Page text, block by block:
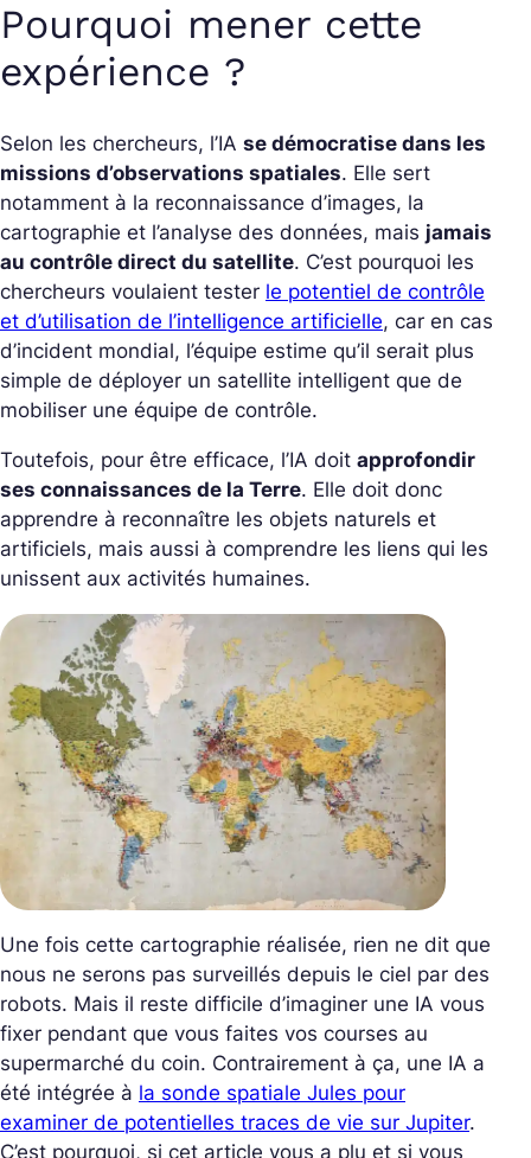
Pourquoi mener cette
expérience ?
Selon les chercheurs, l’IA se démocratise dans les
missions d’observations spatiales. Elle sert
notamment à la reconnaissance d’images, la
cartographie et l’analyse des données, mais jamais
au contrôle direct du satellite. C’est pourquoi les
chercheurs voulaient tester le potentiel de contrôle
et d’utilisation de l’intelligence artificielle, car en cas
d’incident mondial, l’équipe estime qu’il serait plus
simple de déployer un satellite intelligent que de
mobiliser une équipe de contrôle.
Toutefois, pour être efficace, l’IA doit approfondir
ses connaissances de la Terre. Elle doit donc
apprendre à reconnaître les objets naturels et
artificiels, mais aussi à comprendre les liens qui les
unissent aux activités humaines.
Une fois cette cartographie réalisée, rien ne dit que
nous ne serons pas surveillés depuis le ciel par des
robots. Mais il reste difficile d’imaginer une IA vous
fixer pendant que vous faites vos courses au
supermarché du coin. Contrairement à ça, une IA a
été intégrée à la sonde spatiale Jules pour
examiner de potentielles traces de vie sur Jupiter.
C’est pourquoi, si cet article vous a plu et si vous